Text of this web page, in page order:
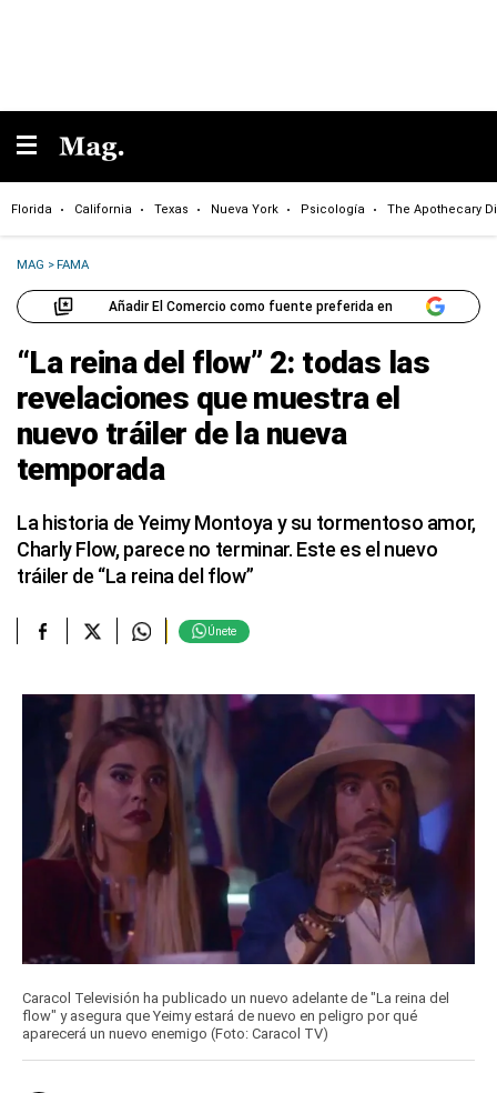
Florida California Texas Nueva York Psicología The Apothecary
MAG >FAMA
Añadir El Comercio como fuente preferida en
“La reina del flow” 2: todas las
revelaciones que muestra el
nuevo tráiler de la nueva
temporada
La historia de Yeimy Montoya y su tormentoso amor,
Charly Flow, parece no terminar. Este es el nuevo
tráiler de “La reina del flow”
Únete
Caracol Televisión ha publicado un nuevo adelante de "La reina del
flow" y asegura que Yeimy estará de nuevo en peligro por qué
aparecerá un nuevo enemigo (Foto: Caracol TV)